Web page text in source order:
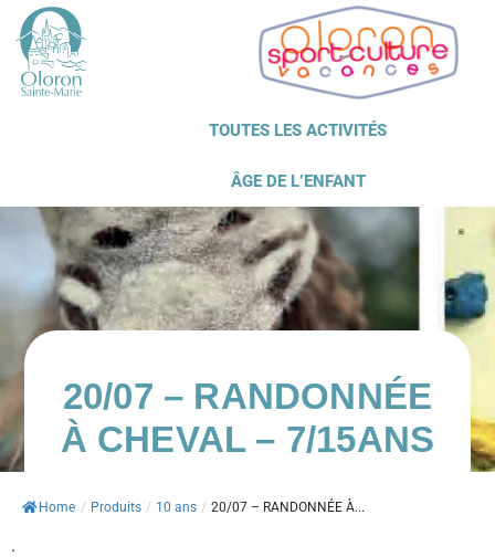
TOUTES LES ACTIVITÉS
ÂGE DE L’ENFANT
20/07 – RANDONNÉE
À CHEVAL – 7/15ANS
Home / Produits / 10 ans / 20/07 – RANDONNÉE À...
.